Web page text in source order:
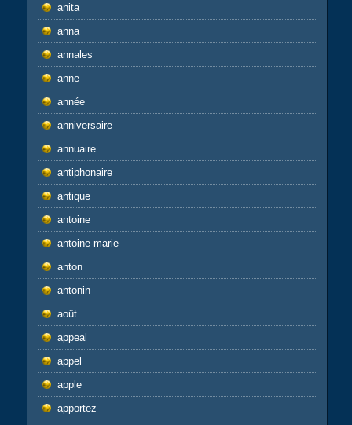
anita
anna
annales
anne
année
anniversaire
annuaire
antiphonaire
antique
antoine
antoine-marie
anton
antonin
août
appeal
appel
apple
apportez